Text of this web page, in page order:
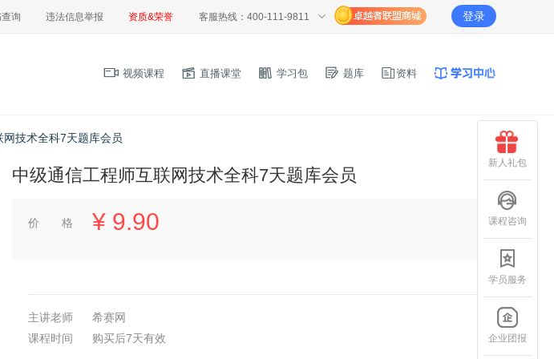
询 违法信息举报 资质&荣誉 客服热线：400-111-9811 登录
视频课程 直播课堂 学习包 题库 资料
技术全科7天题库会员
中级通信工程师互联网技术全科7天题库会员
价 格 ¥ 9.90
主讲老师
希赛网
课程时间
购买后7天有效
新人礼包
课程咨询
学员服务
企业团报